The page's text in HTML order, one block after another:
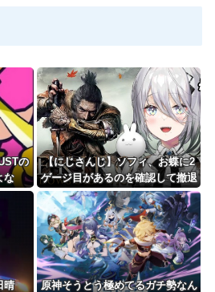
の
な
【にじさんじ】ソフィ、お蝶に2
ゲージ目があるのを確認して撤退
晴
原神そうとう極めてるガチ勢なん